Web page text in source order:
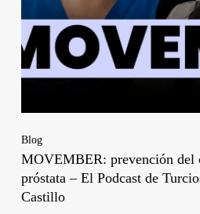
Blog
MOVEMBER: prevención del
próstata – El Podcast de
Castillo